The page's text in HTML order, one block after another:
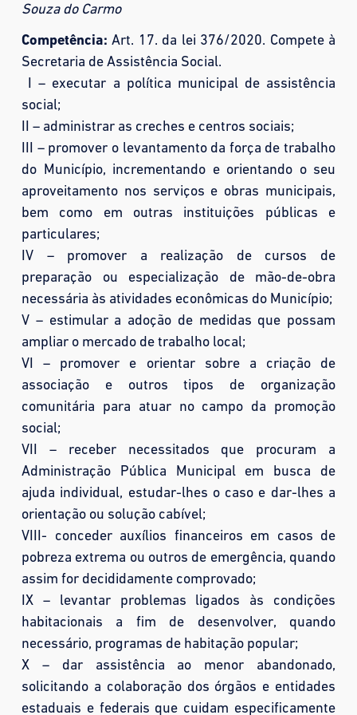
Souza do Carmo
Competência:Art. 17. da lei 376/2020. Compete à
Secretaria de Assistência Social.
I – executar a política municipal de assistência
social;
II – administrar as creches e centros sociais;
III – promover o levantamento da força de trabalho
do Município, incrementando e orientando o seu
aproveitamento nos serviços e obras municipais,
bem como em outras instituições públicas e
particulares;
IV – promover a realização de cursos de
preparação ou especialização de mão-de-obra
necessária às atividades econômicas do Município;
V – estimular a adoção de medidas que possam
ampliar o mercado de trabalho local;
VI – promover e orientar sobre a criação de
associação e outros tipos de organização
comunitária para atuar no campo da promoção
social;
VII – receber necessitados que procuram a
Administração Pública Municipal em busca de
ajuda individual, estudar-lhes o caso e dar-lhes a
orientação ou solução cabível;
VIII- conceder auxílios financeiros em casos de
pobreza extrema ou outros de emergência, quando
assim for decididamente comprovado;
IX – levantar problemas ligados às condições
habitacionais a fim de desenvolver, quando
necessário, programas de habitação popular;
X – dar assistência ao menor abandonado,
solicitando a colaboração dos órgãos e entidades
estaduais e federais que cuidam especificamente